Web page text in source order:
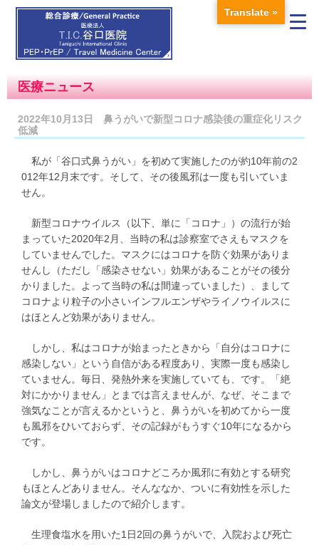
医療ニュース
2022年10月13日 鼻うがいで新型コロナ感染後の重症化リスク
低減
私が「谷口式鼻うがい」を初めて実施したのが約10年前の2
012年12月末です。そして、その後風邪は一度も引いていま
せん。
新型コロナウイルス（以下、単に「コロナ」）の流行が始
まっていた2020年2月、当時の私は診察室でさえもマスクを
していませんでした。マスクにはコロナを防ぐ効果がありま
せんし（ただし「感染させない」効果があることがその後分
かりました。よって当時の私は間違っていました）、まして
コロナより粒子の小さいインフルエンザやライノウイルスに
はほとんど効果がありません。
しかし、私はコロナが始まったときから「自分はコロナに
感染しない」という自信がある程度あり、実際一度も感染し
ていません。毎日、発熱外来を実施していても、です。「絶
対にかかりません」とまでは言えませんが、なぜ、そこまで
強気なことが言えるかというと、鼻うがいを初めてから一度
も風邪をひいておらず、その記録がもうすぐ10年になるから
です。
しかし、鼻うがいはコロナどころか風邪に有効とする研究
もほとんどありません。そんななか、ついに有効性を示した
論文が登場しましたので紹介します。
生理食塩水を用いた1日2回の鼻うがいで、入院および死亡
Translate »